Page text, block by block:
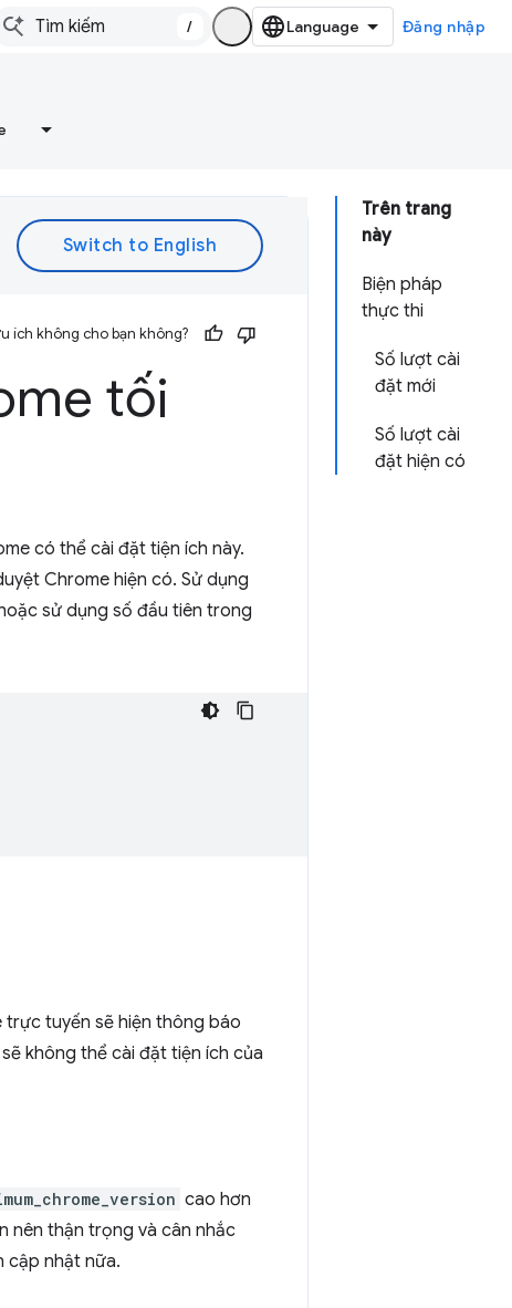
/ Đăng nhập
Trên trang
này
Biện pháp
thực thi
Số lượt cài
đặt mới
Số lượt cài
đặt hiện có
ích không cho bạn không?
tối
có thể cài đặt tiện ích này.
Chrome hiện có. Sử dụng
sử dụng số đầu tiên trong
trực tuyến sẽ hiện thông báo
không thể cài đặt tiện ích của
cao hơn
nên thận trọng và cân nhắc
cập nhật nữa.